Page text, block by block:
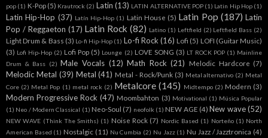
pop (1) K-Pop (5) Krautrock (2) Latin (13) LATIN ALTERNATIVE POP (1) Latin Hip Hop (1)
Latin Hip-Hop (37) Latín Hip-Hop (1) Latin House (5) Latin Pop (187) Latin
Pop / Reggaeton (17) Latin Rock (82) Latino (1) Leftfield (2) Leftfield Bass (2)
Light Drum & Bass (3) Lo-fi Hip-Hop (1) Lo-fi Rock (16) Lofi (5) LOFI (Guitar Music)
(3) Lofi Hip-Hop (2) Lofi Pop (5) Lounge (2) LOVE SONG (3) LT ROCK POP (1) Mainline
Drum & Bass (2) Male Vocals (12) Math Rock (21) Melodic Hardcore (7)
Melodic Metal (39) Metal (41) Metal - Rock/Punk (3) Metal alternativo (2) Metal
Core (2) Metal Pop (1) metal rock (2) Metalcore (145) Midtempo (2) Modern (3)
Modern Progressive Rock (47) Moombahton (3) Motivational (1) Música Popular
(1) Neo / Modern Classical (1) Neo-Soul (7) neofolk (1) NEW AGE (4) New wave (52)
NEW WAVE (Think The Smiths) (1) Noise Rock (7) Nordic Based (1) Norteño (1) North
American Based (1) Nostalgic (11) Nu Cumbia (2) Nu Jazz (1) Nu Jazz / Jazztronica (4)